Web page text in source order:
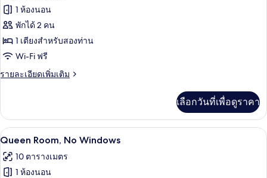
ทั้งหมด
ของ
ห้อง
ดับเบิล,
ไม่มี
1 ห้องนอน
พักได้ 2 คน
1 เตียงสำหรับสองท่าน
Wi-Fi ฟรี
รายละเอียดเพิ่มเติม
ราย
เกี่ยว
กับ
ห้อง
ไม่มี
หน้าต่าง
เลือกวันที่เพื่อดูราคา
เปิด
ภาพถ่าย
ทั้งหมด
Queen Room, No Windows | โต๊ะท
6
Queen Room, No Windows
10 ตารางเมตร
1 ห้องนอน